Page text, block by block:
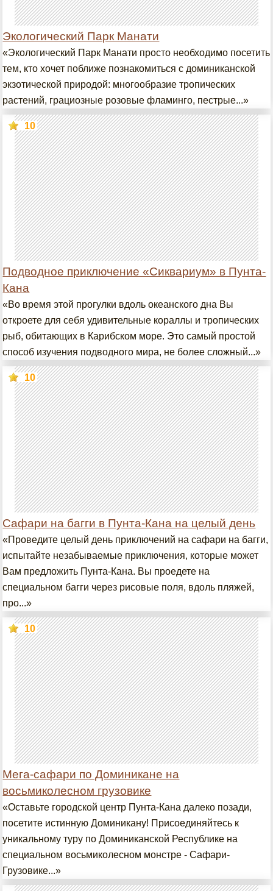
Экологический Парк Манати
«Экологический Парк Манати просто необходимо посетить
тем, кто хочет поближе познакомиться с доминиканской
экзотической природой: многообразие тропических
растений, грациозные розовые фламинго, пестрые...»
Подводное приключение «Сиквариум» в Пунта-
Кана
10
«Во время этой прогулки вдоль океанского дна Вы
откроете для себя удивительные кораллы и тропических
рыб, обитающих в Карибском море. Это самый простой
способ изучения подводного мира, не более сложный...»
Cафари на багги в Пунта-Кана на целый день
10
«Проведите целый день приключений на сафари на багги,
испытайте незабываемые приключения, которые может
Вам предложить Пунта-Кана. Вы проедете на
специальном багги через рисовые поля, вдоль пляжей,
про...»
Мега-сафари по Доминикане на
восьмиколесном грузовике
10
«Оставьте городской центр Пунта-Кана далеко позади,
посетите истинную Доминикану! Присоединяйтесь к
уникальному туру по Доминиканской Республике на
специальном восьмиколесном монстре - Сафари-
Грузовике...»